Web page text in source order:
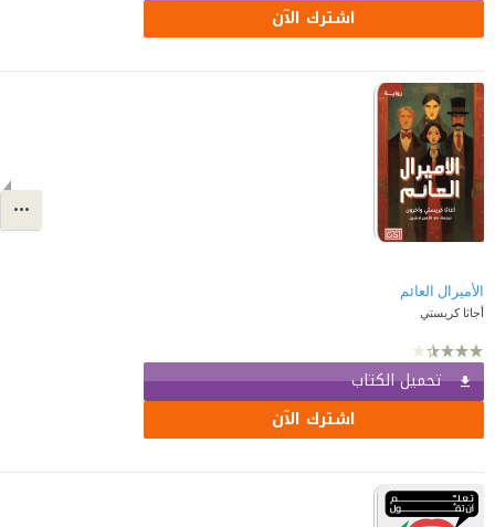
اشترك الآن
أجاثا كريستي
تحميل الكتاب
اشترك الآن